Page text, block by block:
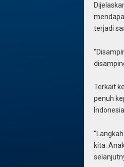
terjadi
Terkait
penuh
kita.